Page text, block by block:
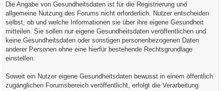
Die Angabe von Gesundheitsdaten ist für die Registrierung und
allgemeine Nutzung des Forums nicht erforderlich. Nutzer entscheiden
selbst, ob und welche Informationen sie über ihre eigene Gesundheit
mitteilen. Sie sollen nur eigene Gesundheitsdaten veröffentlichen und
keine Gesundheitsdaten oder sonstigen personenbezogenen Daten
anderer Personen ohne eine hierfür bestehende Rechtsgrundlage
einstellen.
Soweit ein Nutzer eigene Gesundheitsdaten bewusst in einem öffentlich
zugänglichen Forumsbereich veröffentlicht, erfolgt die Verarbeitung